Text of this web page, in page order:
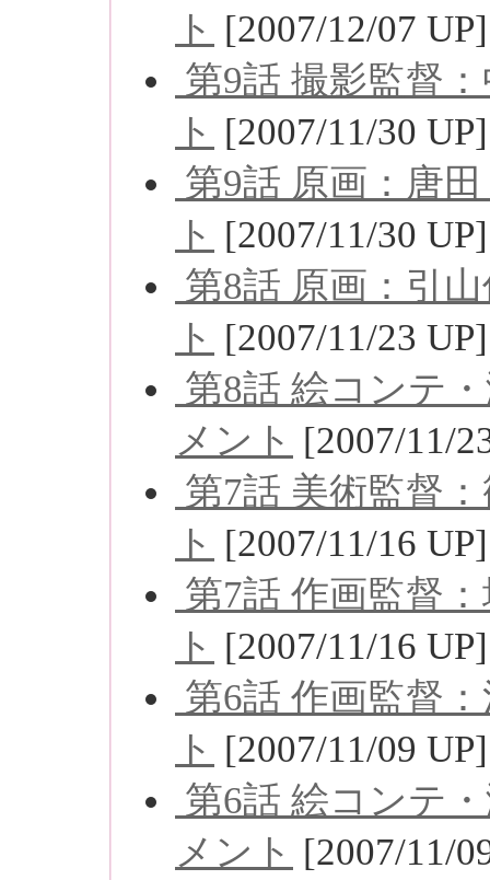
ト [2007/12/07 UP]
第9話 撮影監督
ト [2007/11/30 UP]
第9話 原画：唐
ト [2007/11/30 UP]
第8話 原画：引
ト [2007/11/23 UP]
第8話 絵コンテ
メント [2007/11/
第7話 美術監督
ト [2007/11/16 UP]
第7話 作画監督
ト [2007/11/16 UP]
第6話 作画監督
ト [2007/11/09 UP]
第6話 絵コンテ
メント [2007/11/